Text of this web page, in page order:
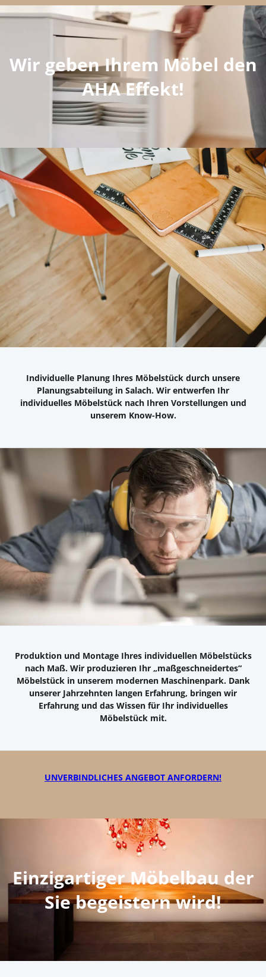
Wir geben Ihrem Möbel den
AHA Effekt!
Individuelle Planung Ihres Möbelstück durch unsere
Planungsabteilung in Salach. Wir entwerfen Ihr
individuelles Möbelstück nach Ihren Vorstellungen und
unserem Know-How.
Produktion und Montage Ihres individuellen Möbelstücks
nach Maß. Wir produzieren Ihr „maßgeschneidertes“
Möbelstück in unserem modernen Maschinenpark. Dank
unserer Jahrzehnten langen Erfahrung, bringen wir
Erfahrung und das Wissen für Ihr individuelles
Möbelstück mit.
UNVERBINDLICHES ANGEBOT ANFORDERN!
Einzigartiger Möbelbau der
Siebegeistern wird!